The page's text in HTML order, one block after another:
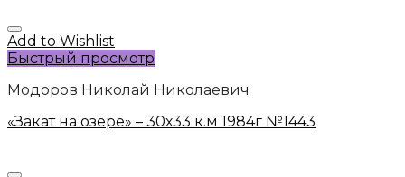
Add to Wishlist
Быстрый просмотр
Модоров Николай Николаевич
«Закат на озере» – 30х33 к.м 1984г №1443